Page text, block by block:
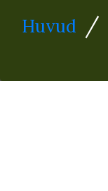
Huvud /